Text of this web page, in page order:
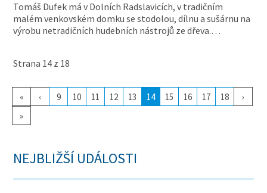
Tomáš Dufek má v Dolních Radslavicích, v tradičním
malém venkovském domku se stodolou, dílnu a sušárnu na
výrobu netradičních hudebních nástrojů ze dřeva.…
Strana 14 z 18
« ‹ 9 10 11 12 13 14 15 16 17 18
›
»
NEJBLIŽŠÍ UDÁLOSTI